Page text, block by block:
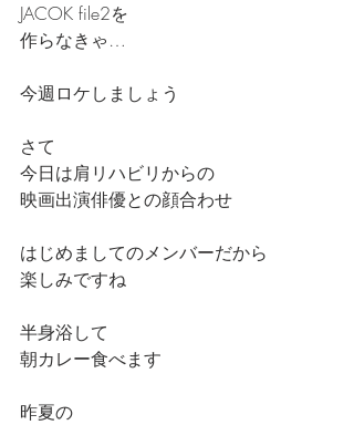
JACOK file2を
作らなきゃ…
今週ロケしましょう
さて
今日は肩リハビリからの
映画出演俳優との顔合わせ
はじめましてのメンバーだから
楽しみですね
半身浴して
朝カレー食べます
昨夏の